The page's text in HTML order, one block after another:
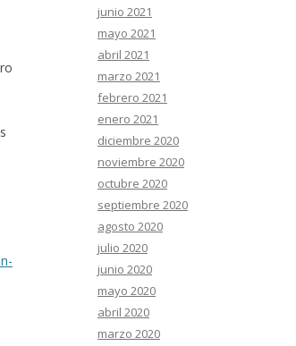
junio 2021
mayo 2021
abril 2021
marzo 2021
febrero 2021
enero 2021
diciembre 2020
noviembre 2020
octubre 2020
septiembre 2020
agosto 2020
julio 2020
junio 2020
mayo 2020
abril 2020
marzo 2020